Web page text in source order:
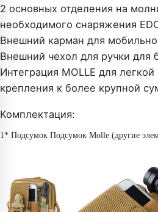
2 основных отделения на
необходимого снаряжения
Внешний карман для
Внешний чехол для ручки для
Интеграция MOLLE для
крепления к более крупной
Комплектация:
1* Подсумок Подсумок Molle (другие